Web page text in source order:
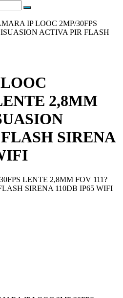
IP LOOC 2MP/30FPS
ACTIVA PIR FLASH
2,8MM
SIRENA
LENTE 2,8MM FOV 111?
SIRENA 110DB IP65 WIFI